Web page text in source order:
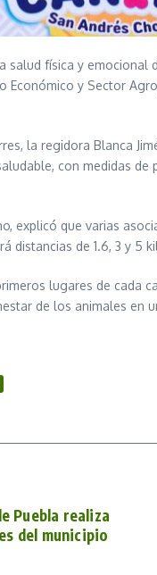
salud física y emocional
y Sector
la regidora Blanca
con medidas
explicó que varias
distancias de 1.6, 3 y
lugares de cada
de los animales
Puebla realiza
del municipio